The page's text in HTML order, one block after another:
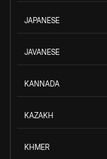
JAPANESE
JAVANESE
KANNADA
KAZAKH
KHMER